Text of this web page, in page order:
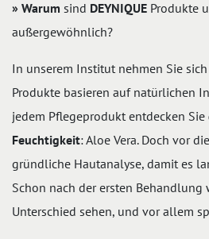
» Warum sind DEYNIQUE Produkte
außergewöhnlich?
In unserem Institut nehmen Sie
Produkte basieren auf natürlichen
jedem Pflegeprodukt entdecken Sie
Feuchtigkeit: Aloe Vera. Doch vor
gründliche Hautanalyse, damit es
Schon nach der ersten Behandlung
Unterschied sehen, und vor allem